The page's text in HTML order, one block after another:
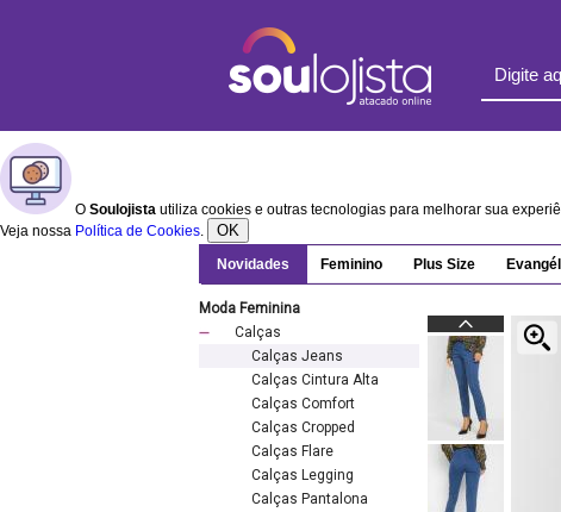
O Soulojista utiliza cookies e outras tecnologias para melhorar sua
Veja nossa Política de Cookies. OK
Novidades Feminino Plus Size
Moda Feminina
Calças
Calças Jeans
Calças Cintura Alta
Calças Comfort
Calças Cropped
Calças Flare
Calças Legging
Calças Pantalona